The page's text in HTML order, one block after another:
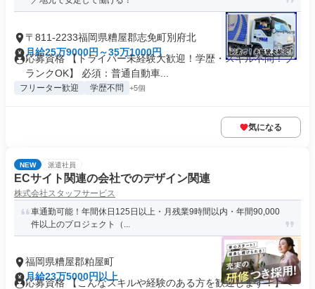
〒811-2233福岡県糟屋郡志免町別府北
月給25万9000円～35万1000円
応募資格 【ドライバー未経験大歓迎！学歴・スキル不問！ブ
ランクOK】 必須：普通自動車...
フリーター歓迎 学歴不問 +5個
気になる
NEW 派遣社員
ECサイト関連の会社でのデザイン関連
株式会社スタッフサービス
車通勤可能！年間休日125日以上・月残業9時間以内・年間90,000
件以上のプロジェクト（...
福岡県糟屋郡粕屋町
月給23万5000円以上
応募資格 【こんなスキルや経験のある方を歓迎します！】＜